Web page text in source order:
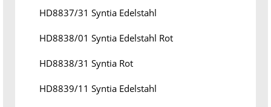
HD8837/31 Syntia Edelstahl
HD8838/01 Syntia Edelstahl Rot
HD8838/31 Syntia Rot
HD8839/11 Syntia Edelstahl